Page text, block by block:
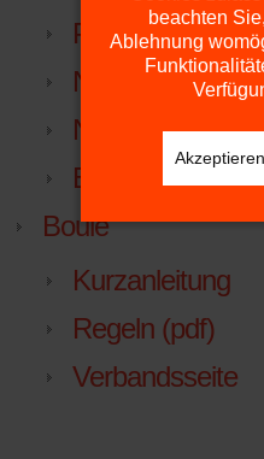
Platzdienst
NTV
NTV.LIGA.NU
Beitrittserklärung
Boule
Kurzanleitung
Regeln (pdf)
Verbandsseite
beachten
Ablehnung
Akzeptieren